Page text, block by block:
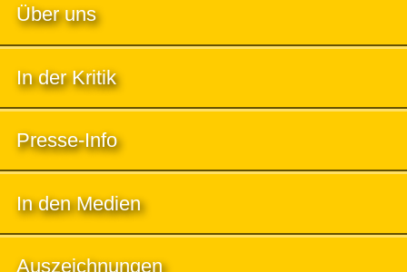
Über uns
In der Kritik
Presse-Info
In den Medien
Auszeichnungen